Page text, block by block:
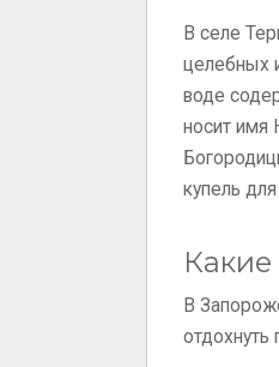
В селе
целебных
воде
носит имя
купель для
В
отдохнуть